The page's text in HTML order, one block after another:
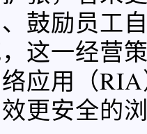
鼓励员工
这一经营
应用（
更安全的